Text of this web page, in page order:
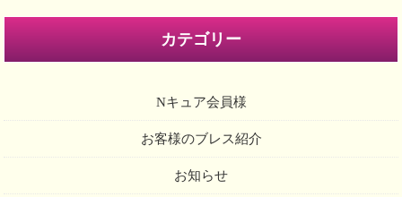
カテゴリー
Nキュア会員様
お客様のブレス紹介
お知らせ